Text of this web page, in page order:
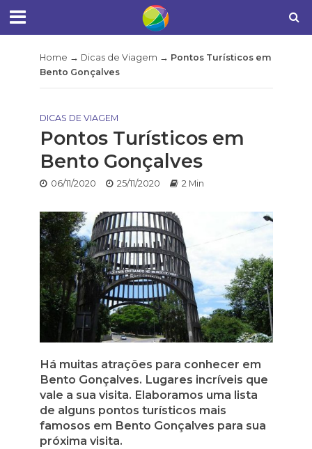
Home → Dicas de Viagem → Pontos Turísticos em
Bento Gonçalves
DICAS DE VIAGEM
Pontos Turísticos em
Bento Gonçalves
06/11/2020 25/11/2020 2 Min
Há muitas atrações para conhecer em
Bento Gonçalves. Lugares incríveis que
vale a sua visita. Elaboramos uma lista
de alguns pontos turísticos mais
famosos em Bento Gonçalves para sua
próxima visita.